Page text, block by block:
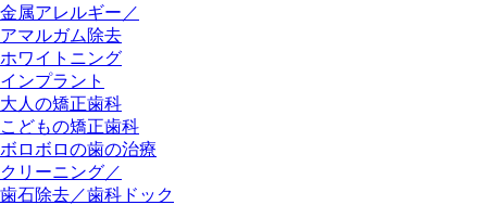
金属アレルギー／
アマルガム除去
ホワイトニング
インプラント
大人の矯正歯科
こどもの矯正歯科
ボロボロの歯の治療
クリーニング／
歯石除去／歯科ドック